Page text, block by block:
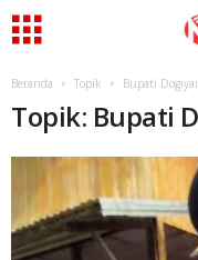
Beranda Topik Bupati Dogiyai
Topik: Bupati